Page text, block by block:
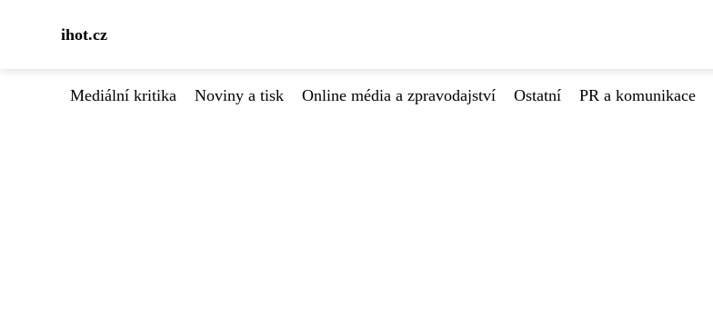
ihot.cz
Mediální kritika Noviny a tisk Online média a zpravodajství Ostatní PR a komunikace